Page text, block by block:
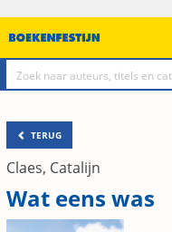
TERUG
Claes, Catalijn
Wat eens was